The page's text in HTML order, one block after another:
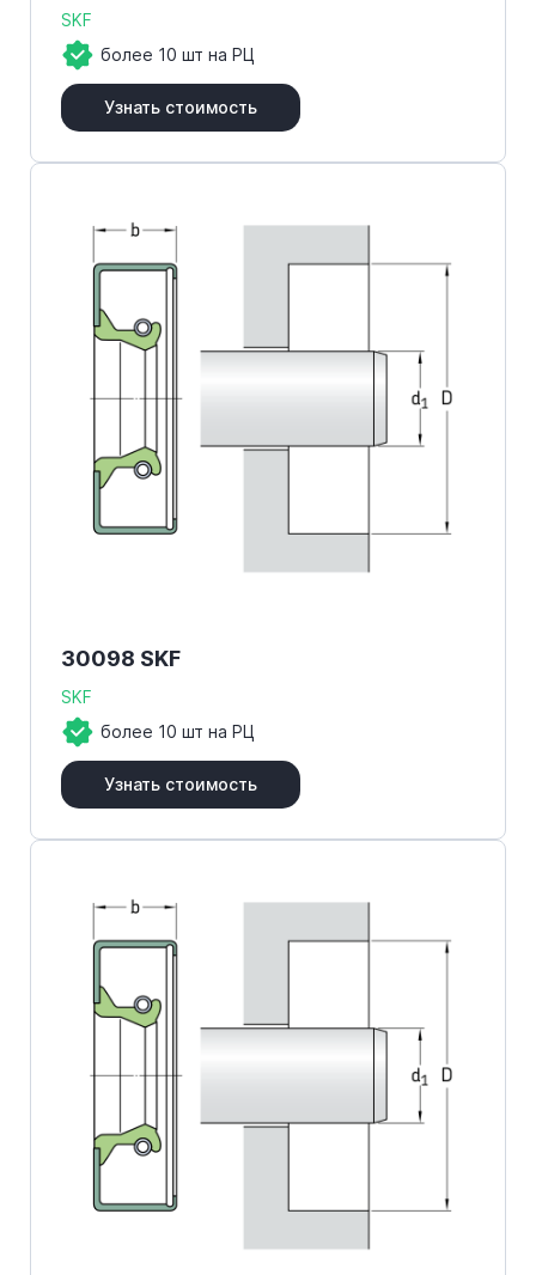
SKF
более 10 шт на РЦ
Узнать стоимость
30098 SKF
SKF
более 10 шт на РЦ
Узнать стоимость